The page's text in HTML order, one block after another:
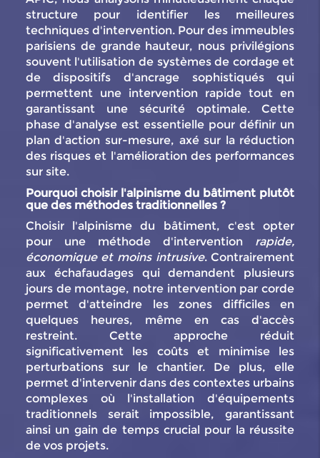
structure pour identifier les meilleures
techniques d'intervention. Pour des immeubles
parisiens de grande hauteur, nous privilégions
souvent l'utilisation de systèmes de cordage et
de dispositifs d'ancrage sophistiqués qui
permettent une intervention rapide tout en
garantissant une sécurité optimale. Cette
phase d'analyse est essentielle pour définir un
plan d'action sur-mesure, axé sur la réduction
des risques et l'amélioration des performances
sur site.
Pourquoi choisir l'alpinisme du bâtiment plutôt
que des méthodes traditionnelles ?
Choisir l'alpinisme du bâtiment, c'est opter
pour une méthode d'intervention rapide,
économique et moins intrusive. Contrairement
aux échafaudages qui demandent plusieurs
jours de montage, notre intervention par corde
permet d'atteindre les zones difficiles en
quelques heures, même en cas d'accès
restreint. Cette approche réduit
significativement les coûts et minimise les
perturbations sur le chantier. De plus, elle
permet d'intervenir dans des contextes urbains
complexes où l'installation d'équipements
traditionnels serait impossible, garantissant
ainsi un gain de temps crucial pour la réussite
de vos projets.